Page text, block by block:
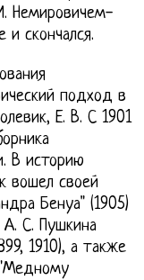
Немировичем-
скончался.
подход в
Е. В. С 1901
В историю
вошел своей
Бенуа" (1905)
С. Пушкина
1910), а также